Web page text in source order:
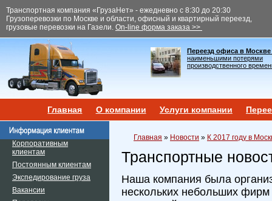
Транспортная компания «ГрузаНет» - ежедневно с 8:30 до 20:30
Грузоперевозки по Москве и области, офисный и квартирный переезд,
грузовые перевозки на Газели. On-line форма заказа >>
Переезд офиса в Москве
наименьшими потерями
производственного
Главная О компании Услуги компании
Корпоративным
клиентам
Постоянным клиентам
Экспедирование груза
Вакансии
Главная » Новости » К 2017 году в
Транспортные
Наша компания была
нескольких небольших фирм